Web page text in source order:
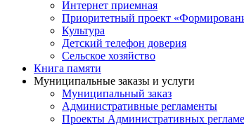
Интернет приемная
Приоритетный проект
Культура
Детский телефон доверия
Сельское хозяйство
Книга памяти
Муниципальные заказы и услуги
Муниципальный заказ
Административные регламенты
Проекты Административных